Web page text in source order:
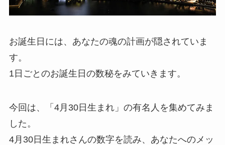
お誕生日には、あなたの魂の計画が隠されていま
す。
1日ごとのお誕生日の数秘をみていきます。
今回は、「4月30日生まれ」の有名人を集めてみま
した。
4月30日生まれさんの数字を読み、あなたへのメッ